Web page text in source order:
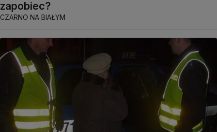
zapobiec?
CZARNO NA BIAŁYM